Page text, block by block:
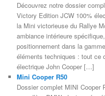
Découvrez notre dossier
Victory Edition JCW 100%
la Mini victorieuse du Rallye
ambiance intérieure
positionnement dans la
éléments techniques : tout ce
électrique John Cooper […]
Mini Cooper R50
Dossier complet MINI Cooper